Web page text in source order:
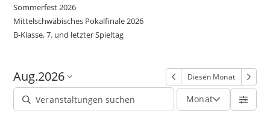
Sommerfest 2026
Mittelschwäbisches Pokalfinale 2026
B-Klasse, 7. und letzter Spieltag
Aug.2026 Diesen Monat
Monat